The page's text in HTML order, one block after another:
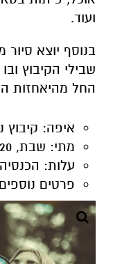
החל מהיאחזות
איפה: קיבוץ
מתי: שבת, 22/2/2020, 10:00-16:00
עלות: